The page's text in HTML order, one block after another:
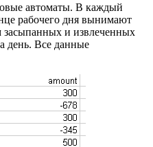
автоматы. В каждый
рабочего дня вынимают
и извлеченных
день. Все данные